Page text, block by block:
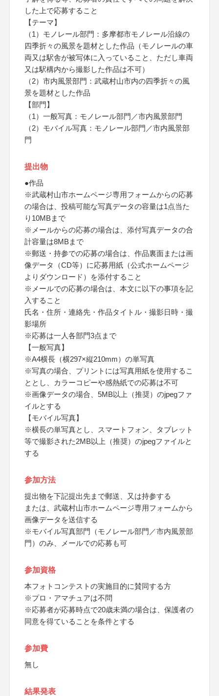
した上で応募すること
【テーマ】
（1）モノレール部門：多摩都市モノレール沿線の
四季折々の風景を題材とした作品（モノレールの車
両又は駅舎が被写体に入っていること、ただし車両
又は駅構内から撮影した作品は不可）
（2）市内風景部門：武蔵村山市内の四季折々の風
景を題材とした作品
【部門】
（1）一般写真：モノレール部門／市内風景部門
（2）モバイル写真：モノレール部門／市内風景部
門
提出物
●作品
※武蔵村山市ホームページ専用フォームからの応募
の場合は、投稿可能な写真データの容量は1点当た
り10MBまで
※メールからの応募の場合は、添付写真データの合
計容量は8MBまで
※郵送・持参での応募の場合は、作品裏面または画
像データ（CD等）に応募用紙（公式ホームページ
よりダウンロード）を添付すること
※メールでの応募の場合は、本文に以下の事項を記
入すること
氏名・住所・連絡先・作品タイトル・撮影日時・撮
影場所
※応募は一人各部門3点まで
【一般写真】
※A4横長（横297×縦210mm）の単写真
※写真の場合、プリントには写真用紙を使用するこ
ととし、カラーコピーや感熱紙での応募は不可
※画像データの場合、5MB以上（推奨）のjpegファ
イルとする
【モバイル写真】
※横長の単写真とし、スマートフォン、タブレット
等で撮影された2MB以上（推奨）のjpegファイルと
する
参加方法
提出物を下記提出先まで郵送、又は持参する
または、武蔵村山市ホームページ専用フォームから
画像データを送信する
※モバイル写真部門（モノレール部門／市内風景部
門）のみ、メールでの応募も可
参加資格
本フォトコンテストの実施目的に賛同する方
※プロ・アマチュアは不問
※応募者が応募時点で20歳未満の場合は、保護者の
同意を得ていることを条件とする
参加費
無し
結果発表